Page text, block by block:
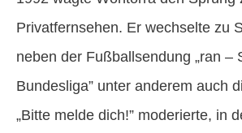
Privatfernsehen. Er wechselte zu
neben der Fußballsendung „ran –
Bundesliga” unter anderem auch
„Bitte melde dich!” moderierte, in